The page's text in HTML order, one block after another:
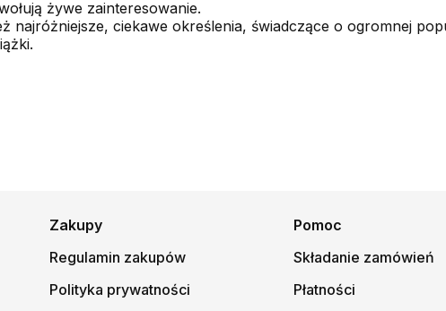
żywe zainteresowanie.
najróżniejsze, ciekawe określenia, świadczące o ogromnej
Zakupy
Regulamin zakupów
Polityka prywatności
Pomoc
Składanie zamówień
Płatności